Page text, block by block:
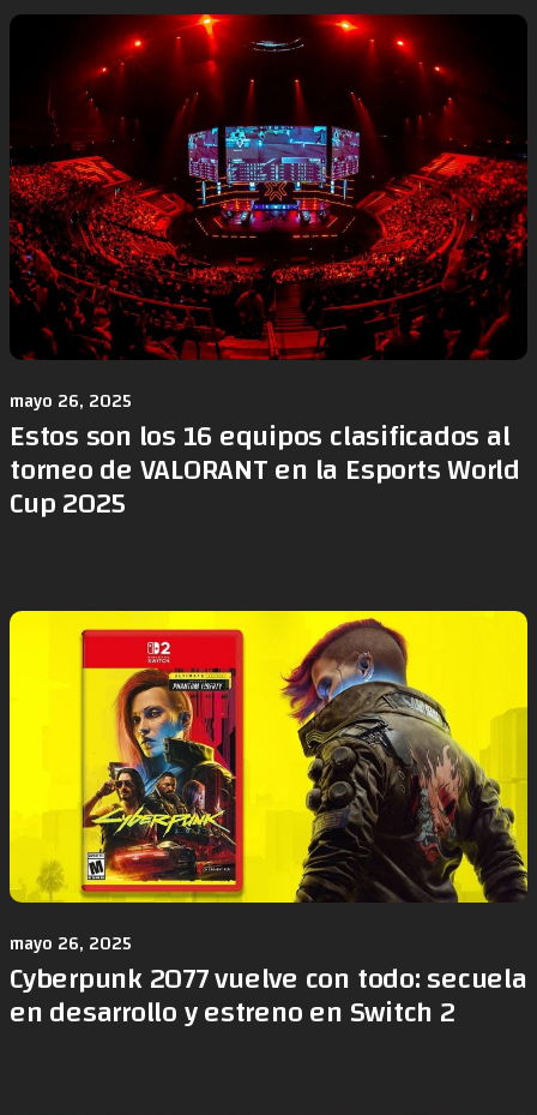
mayo 26, 2025
Estos son los 16 equipos clasificados al
torneo de VALORANT en la Esports World
Cup 2025
mayo 26, 2025
Cyberpunk 2077 vuelve con todo: secuela
en desarrollo y estreno en Switch 2